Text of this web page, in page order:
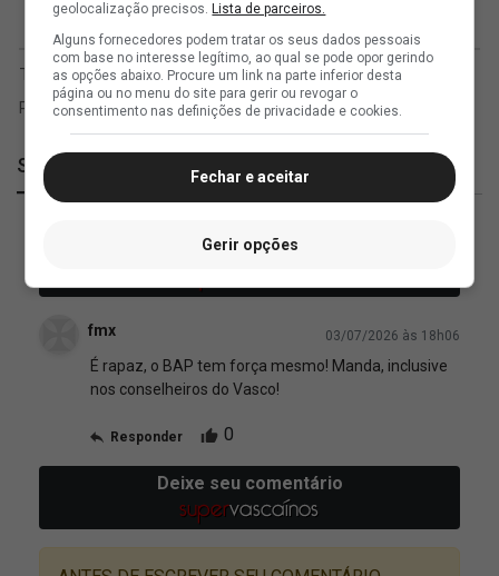
SuperVasco
geolocalização precisos. Lista de parceiros.
Alguns fornecedores podem tratar os seus dados pessoais
com base no interesse legítimo, ao qual se pode opor gerindo
as opções abaixo. Procure um link na parte inferior desta
página ou no menu do site para gerir ou revogar o
consentimento nas definições de privacidade e cookies.
Fechar e aceitar
Gerir opções